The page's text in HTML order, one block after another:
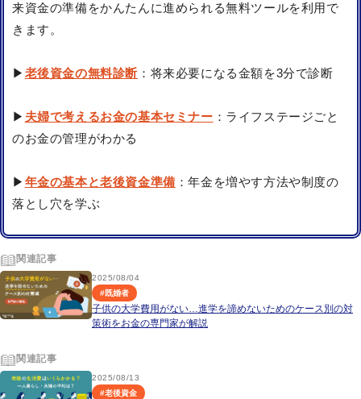
来資金の準備をかんたんに進められる無料ツールを利用で
きます。
▶ 老後資金の無料診断 ：将来必要になる金額を3分で診断
▶ 夫婦で考えるお金の基本セミナー ：ライフステージごと
のお金の管理がわかる
▶ 年金の基本と老後資金準備 ：年金を増やす方法や制度の
落とし穴を学ぶ
関連記事
2025/08/04
#既婚者
子供の大学費用がない…進学を諦めないためのケース別の対
策術をお金の専門家が解説
関連記事
2025/08/13
#老後資金